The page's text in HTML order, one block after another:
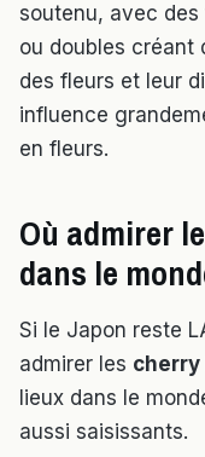
soutenu, avec
ou doubles créant
des fleurs et leur
influence
en fleurs.
Où admirer
dans le
Si le Japon reste
admirer les cherry
lieux dans le
aussi saisissants.